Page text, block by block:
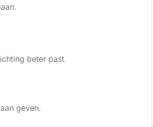
beter past.
geven.